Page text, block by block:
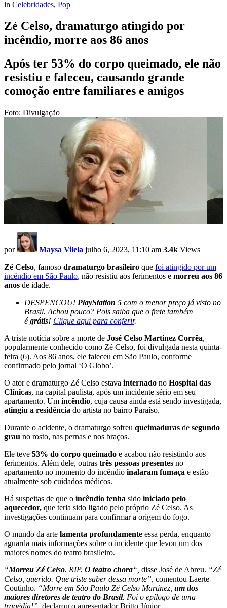
in Celebridades, Pop
Zé Celso, dramaturgo atingido por
incêndio, morre aos 86 anos
Após ter 53% do corpo queimado, ele não
resistiu e faleceu, causando grande
comoção entre familiares e amigos
Foto: Divulgação
por Maysa Vilela julho 6, 2023, 11:10 am 3.4k Views
Zé Celso, famoso dramaturgo brasileiro que foi atingido por um
incêndio em São Paulo, não resistiu aos ferimentos e morreu aos 86
anos de idade.
DESPENCOU! PlayStation 5 com o menor preço já visto no
Brasil. Achou pouco? Pois saiba que o frete também
égrátis! Clique aqui para conferir.
A triste notícia sobre a morte de José Celso Martinez Corrêa,
popularmente conhecido como Zé Celso, foi divulgada nesta quinta-
feira (6). Aos 86 anos, ele faleceu em São Paulo, conforme
confirmado pelo jornal ‘O Globo’.
O ator e dramaturgo Zé Celso estava internado no Hospital das
Clínicas, na capital paulista, após um incidente sério em seu
apartamento. Um incêndio, cuja causa ainda está sendo investigada,
atingiu a residência do artista no bairro Paraíso.
Durante o acidente, o dramaturgo sofreu queimaduras de segundo
grau no rosto, nas pernas e nos braços.
Ele teve 53% do corpo queimado e acabou não resistindo aos
ferimentos. Além dele, outras três pessoas presentes no
apartamento no momento do incêndio inalaram fumaça e estão
atualmente sob cuidados médicos.
Há suspeitas de que o incêndio tenha sido iniciado pelo
aquecedor, que teria sido ligado pelo próprio Zé Celso. As
investigações continuam para confirmar a origem do fogo.
O mundo da arte lamenta profundamente essa perda, enquanto
aguarda mais informações sobre o incidente que levou um dos
maiores nomes do teatro brasileiro.
“Morreu Zé Celso. RIP. O teatro chora“, disse José de Abreu. “Zé
Celso, querido. Que triste saber dessa morte”, comentou Laerte
Coutinho. “Morre em São Paulo Zé Celso Martinez, um dos
maiores diretores de teatro do Brasil. Foi o epílogo de uma